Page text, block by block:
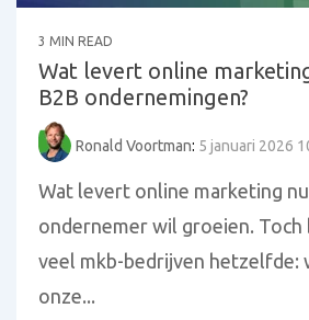
3 MIN READ
Wat levert online
B2B ondernemingen?
Ronald Voortman: 5 januari 2026
Wat levert online marketing
ondernemer wil groeien. Toch
veel mkb-bedrijven hetzelfde:
onze...